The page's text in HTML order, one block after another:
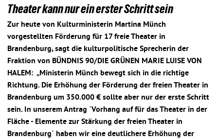
Theater kann nur ein erster Schritt sein
Zur heute von Kulturministerin Martina Münch
vorgestellten Förderung für 17 freie Theater in
Brandenburg, sagt die kulturpolitische Sprecherin der
Fraktion von BÜNDNIS 90/DIE GRÜNEN MARIE LUISE VON
HALEM: „Ministerin Münch bewegt sich in die richtige
Richtung. Die Erhöhung der Förderung der freien Theater in
Brandenburg um 350.000 € sollte aber nur der erste Schritt
sein. In unserem Antrag `Vorhang auf für das Theater in der
Fläche - Elemente zur Stärkung der freien Theater in
Brandenburg´ haben wir eine deutlichere Erhöhung der